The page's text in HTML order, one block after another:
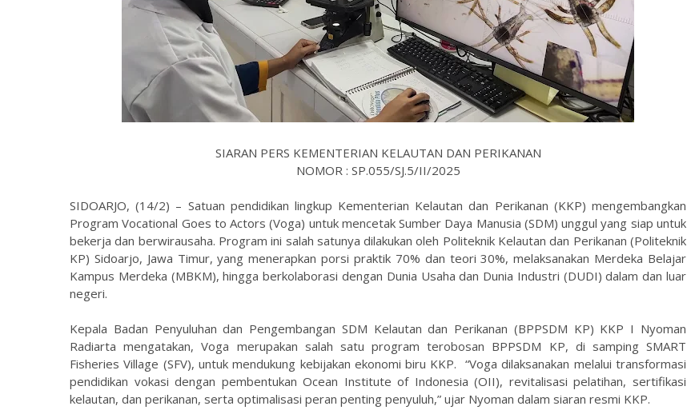
SIARAN PERS KEMENTERIAN KELAUTAN DAN PERIKANAN
NOMOR : SP.055/SJ.5/II/2025
SIDOARJO, (14/2) – Satuan pendidikan lingkup Kementerian Kelautan dan Perikanan (KKP) mengembangkan
Program Vocational Goes to Actors (Voga) untuk mencetak Sumber Daya Manusia (SDM) unggul yang siap untuk
bekerja dan berwirausaha. Program ini salah satunya dilakukan oleh Politeknik Kelautan dan Perikanan (Politeknik
KP) Sidoarjo, Jawa Timur, yang menerapkan porsi praktik 70% dan teori 30%, melaksanakan Merdeka Belajar
Kampus Merdeka (MBKM), hingga berkolaborasi dengan Dunia Usaha dan Dunia Industri (DUDI) dalam dan luar
negeri.
Kepala Badan Penyuluhan dan Pengembangan SDM Kelautan dan Perikanan (BPPSDM KP) KKP I Nyoman
Radiarta mengatakan, Voga merupakan salah satu program terobosan BPPSDM KP, di samping SMART
Fisheries Village (SFV), untuk mendukung kebijakan ekonomi biru KKP. “Voga dilaksanakan melalui transformasi
pendidikan vokasi dengan pembentukan Ocean Institute of Indonesia (OII), revitalisasi pelatihan, sertifikasi
kelautan, dan perikanan, serta optimalisasi peran penting penyuluh,” ujar Nyoman dalam siaran resmi KKP.